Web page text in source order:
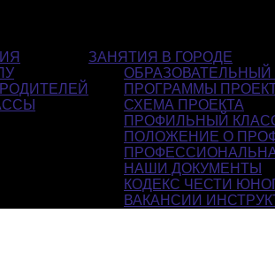
ЗАНЯТИЯ В ГОРОДЕ
ОБРАЗОВАТЕЛЬНЫЙ
ПРОГРАММЫ
СХЕМА ПРОЕКТА
ПРОФИЛЬНЫЙ
ПОЛОЖЕНИЕ О
НАШИ ДОКУМЕНТЫ
КОДЕКС ЧЕСТИ
ВАКАНСИИ